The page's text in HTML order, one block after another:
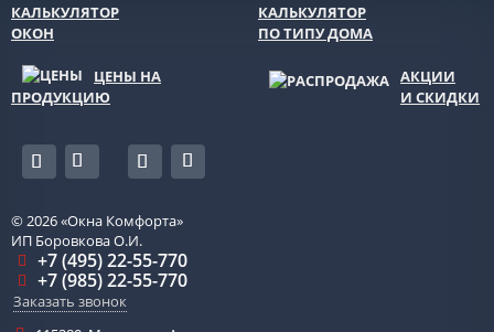
КАЛЬКУЛЯТОР
ОКОН
КАЛЬКУЛЯТОР
ПО ТИПУ ДОМА
ЦЕНЫ НА
ПРОДУКЦИЮ
АКЦИИ
И СКИДКИ
© 2026«Окна Комфорта»
ИП Боровкова О.И.
+7 (495) 22-55-770
+7 (985) 22-55-770
Заказать звонок